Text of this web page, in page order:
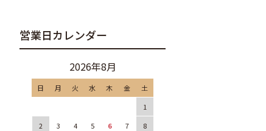
営業日カレンダー
2026年8月
日 月 火 水 木 金
土
1
2
3 4 5 6 7
8